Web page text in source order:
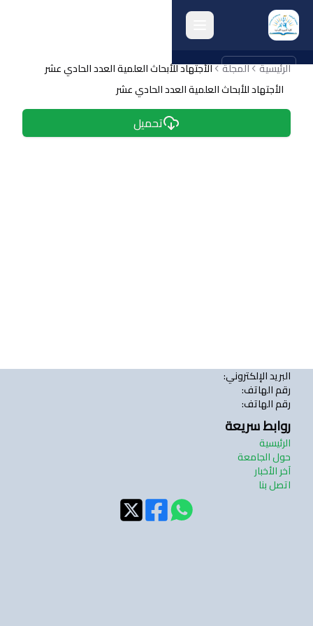
english
الرئيسية
انشطة الكلية
الرئيسية المجلة الأجتهاد للأبحاث العلمية العدد الحادي عشر
الأجتهاد للأبحاث العلمية العدد الحادي عشر
تحميل
البريد الإلكتروني:
رقم الهاتف:
رقم الهاتف:
روابط سريعة
الرئيسية
حول الجامعة
آخر الأخبار
اتصل بنا